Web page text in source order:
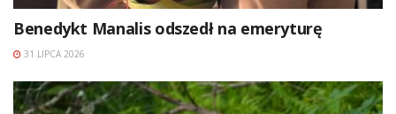
Benedykt Manalis odszedł na emeryturę
31 LIPCA 2026